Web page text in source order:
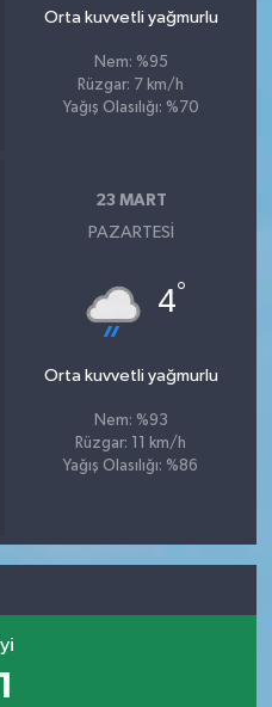
Orta kuvvetli yağmurlu
Nem: %95
Rüzgar: 7 km/h
Yağış Olasılığı: %70
23 MART
PAZARTESI
4°
Orta kuvvetli yağmurlu
Nem: %93
Rüzgar: 11 km/h
Yağış Olasılığı: %86
İyi
1